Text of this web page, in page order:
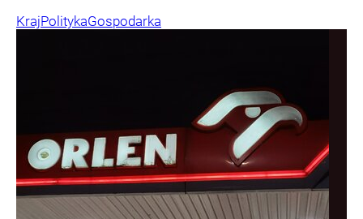
KrajPolitykaGospodarka